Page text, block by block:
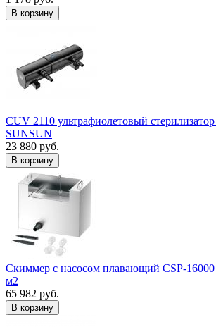
В корзину
CUV 2110 ультрафиолетовый
SUNSUN
23 880 руб.
В корзину
Скиммер с насосом плавающий CSP-16000
м2
65 982 руб.
В корзину